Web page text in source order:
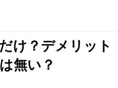
け？デメリット
無い？